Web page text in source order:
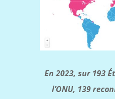
En 2023, sur 193
l’ONU, 139